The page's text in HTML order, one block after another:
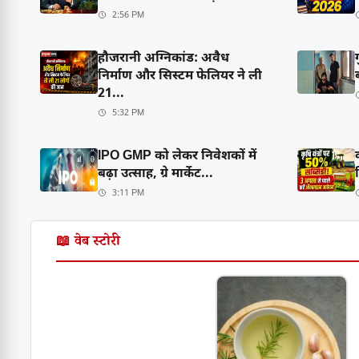
2:56 PM
हौजरानी अग्निकांड: अवैध
निर्माण और सिस्टम फेलियर ने ली
21...
5:32 PM
IPO GMP को लेकर निवेशकों में
बढ़ा उत्साह, ग्रे मार्केट...
3:11 PM
📖 वेब स्टोरी